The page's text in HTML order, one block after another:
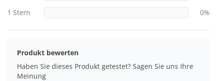
1 Stern
0%
Produkt bewerten
Haben Sie dieses Produkt getestet? Sagen Sie uns Ihre
Meinung